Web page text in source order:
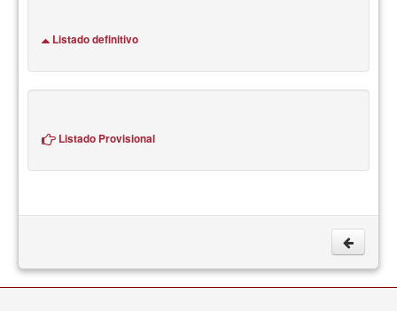
Listado definitivo
Listado Provisional